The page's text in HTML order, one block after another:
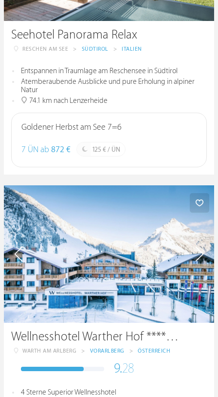
Seehotel Panorama Relax
RESCHEN AM SEE > SÜDTIROL > ITALIEN
Entspannen in Traumlage am Reschensee in Südtirol
Atemberaubende Ausblicke und pure Erholung in alpiner
Natur
74.1 km nach Lenzerheide
Goldener Herbst am See 7=6
7 ÜN ab 872 € 125 € / ÜN
Wellnesshotel Warther Hof ****superior
WARTH AM ARLBERG > VORARLBERG > ÖSTERREICH
9.28
4 Sterne Superior Wellnesshotel